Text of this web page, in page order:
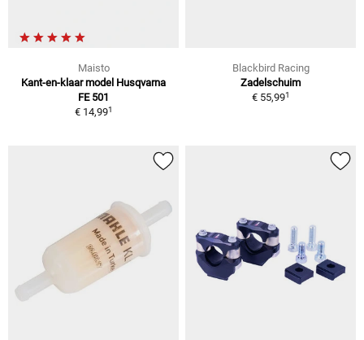
Maisto
Kant-en-klaar model Husqvarna
FE 501
€ 14,991
Blackbird Racing
Zadelschuim
€ 55,991